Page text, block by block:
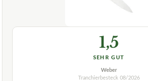
1,5
SEHR GUT
Weber
Tranchierbesteck 08/2026